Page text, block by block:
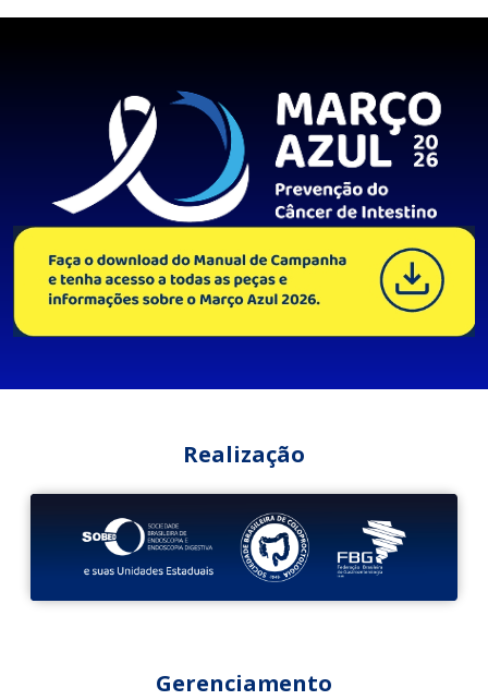
Realização
Gerenciamento